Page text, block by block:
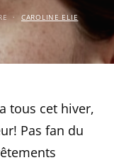
CAROLINE ELIE
tous cet hiver,
Pas fan du